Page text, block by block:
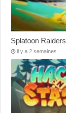
Splatoon
il y a 2 semaines